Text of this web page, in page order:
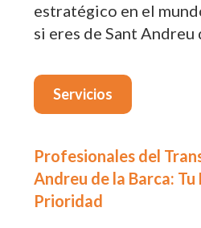
estratégico en el
si eres de Sant Andreu
Servicios
Profesionales del
Andreu de la Barca:
Prioridad